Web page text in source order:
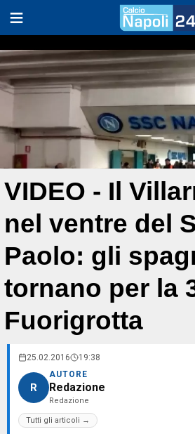
VIDEO - Il
nel ventre del
Paolo: gli
tornano per la
Fuorigrotta
25.02.2016 19:38
R
AUTORE
Redazione
Redazione
Tutti gli articoli →